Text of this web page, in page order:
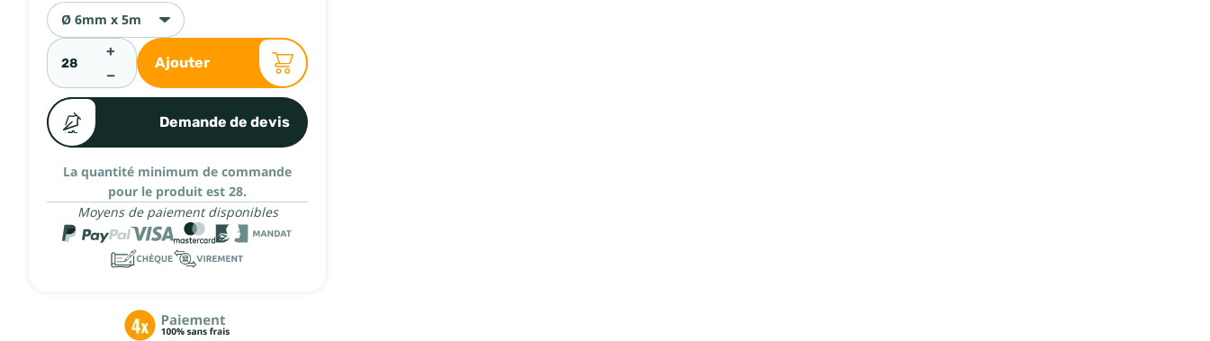
Ø 6mm x 5m
+
−
Ajouter
Demande de devis
La quantité minimum de commande
pour le produit est 28.
Moyens de paiement disponibles